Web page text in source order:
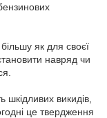
як для своєї
навряд чи
шкідливих викидів,
це твердження